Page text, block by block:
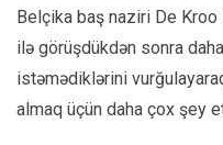
Belçika baş naziri De
ilə görüşdükdən sonra
istəmədiklərini
almaq üçün daha çox şey